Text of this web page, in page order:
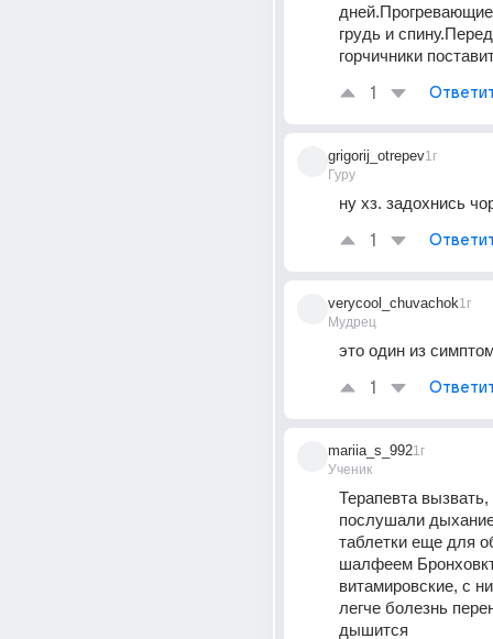
грудь и
горчичники
1
grigorij_otrepev
Гуру
1г
ну хз. задохнись
1
verycool_chuvachok
Мудрец
1г
это один из
1
mariia_s_992
Ученик
1г
Терапевта
послушали
таблетки еще для
шалфеем
витамировские, с
легче болезнь
дышится